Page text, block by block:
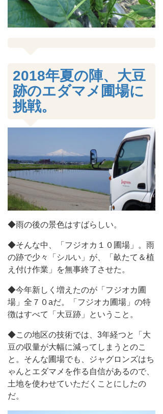
2018年夏の陣、大豆
跡のエダマメ圃場に
挑戦。
◆雨の後の景色はすばらしい。
◆そんな中、「フジオカ１０圃場」。雨
の跡で少々「シルい」が、「畝たて＆植
え付け作業」を無事終了させた。
◆今年新しく増えたのが「フジオカ圃
場」全７０aだ。「フジオカ圃場」の特
徴はすべて「大豆跡」ということ。
◆この地区の技術では、3年経つと「大
豆の収量が大幅に減ってしまうとのこ
と。そんな圃場でも、ジャグロンズはち
ゃんとエダマメを作る自信があるので、
土地を使わせていただくことにしたの
だ。